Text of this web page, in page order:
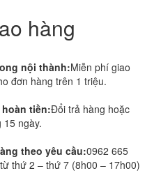
hàng
nội thành:Miễn phí giao
đơn hàng trên 1 triệu.
tiền:Đổi trả hàng hoặc
15 ngày.
theo yêu cầu:0962 665
thứ 2 – thứ 7 (8h00 – 17h00)